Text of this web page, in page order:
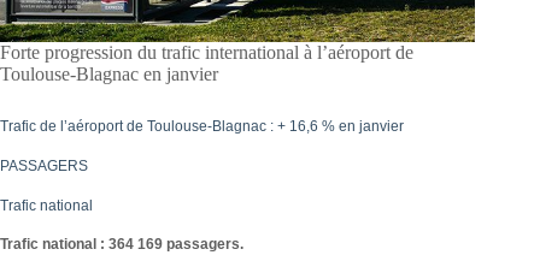
Forte progression du trafic international à l’aéroport de
Toulouse-Blagnac en janvier
Trafic de l’aéroport de Toulouse-Blagnac : + 16,6 % en janvier
PASSAGERS
Trafic national
Trafic national : 364 169 passagers.